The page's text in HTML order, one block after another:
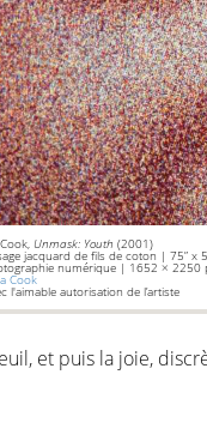
Unmask: Youth (2001)
jacquard de fils de coton | 75” x
numérique | 1652 × 2250
Cook
l'aimable autorisation de l’artiste
et puis la joie,